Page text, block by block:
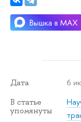
Дата 6
В статье
упомянуты